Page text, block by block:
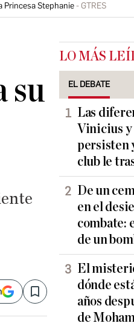
Princesa Stephanie GTRES
su
Save
LO MÁS
EL DEBATE
Las
Vinicius y
persisten
club le
De un
en el
combate:
de un
El
dónde
años
de